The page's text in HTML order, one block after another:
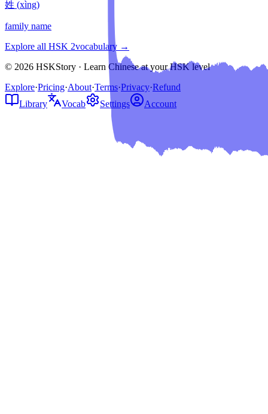
姓 (xìng)
family name
Explore all HSK 2vocabulary →
© 2026 HSKStory · Learn Chinese at your HSK level
Explore·Pricing·About·Terms·Privacy·Refund
Library
Vocab Settings Account